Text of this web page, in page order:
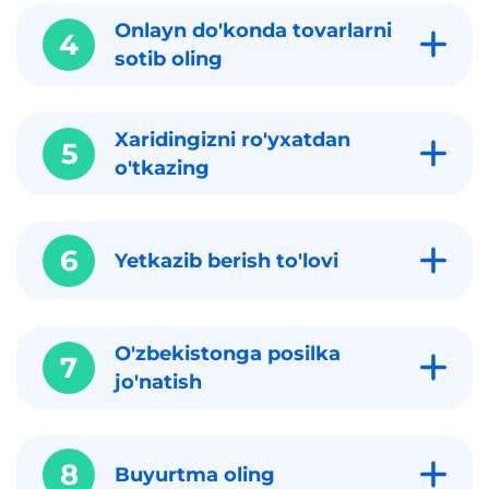
4
Onlayn do'konda tovarlarni
sotib oling
5
Xaridingizni ro'yxatdan
o'tkazing
6 Yetkazib berish to'lovi
7
O'zbekistonga posilka
jo'natish
8 Buyurtma oling